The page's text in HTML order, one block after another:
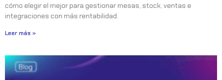
cómo elegir el mejor para gestionar mesas, stock, ventas e
integraciones con más rentabilidad.
Leer más »